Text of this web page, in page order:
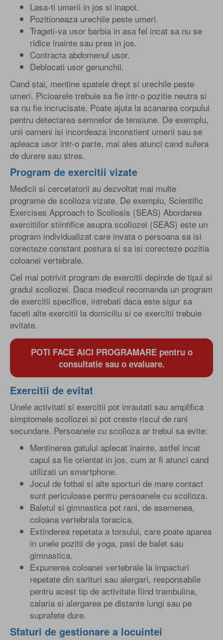
Lasa-ti umerii in jos si inapoi.
Pozitioneaza urechile peste umeri.
Trageti-va usor barbia in asa fel incat sa nu se
ridice inainte sau prea in jos.
Contracta abdomenul usor.
Deblocati usor genunchii.
Cand stai, mentine spatele drept si urechile peste
umeri. Picioarele trebuie sa fie intr-o pozitie neutra si
sa nu fie incrucisate. Poate ajuta la scanarea corpului
pentru detectarea semnelor de tensiune. De exemplu,
unii oameni isi incordeaza inconstient umerii sau se
apleaca usor intr-o parte, mai ales atunci cand sufera
de durere sau stres.
Program de exercitii vizate
Medicii si cercetatorii au dezvoltat mai multe
programe de scolioza vizate. De exemplu, Scientific
Exercises Approach to Scoliosis (SEAS) Abordarea
exercitiilor stiintifice asupra scoliozei (SEAS) este un
program individualizat care invata o persoana sa isi
corecteze constant postura si sa isi corecteze pozitia
coloanei vertebrale.
Cel mai potrivit program de exercitii depinde de tipul si
gradul scoliozei. Daca medicul recomanda un program
de exercitii specifice, intrebati daca este sigur sa
faceti alte exercitii la domiciliu si ce exercitii trebuie
evitate.
POTI FACE AICI PROGRAMARE pentru o
consultatie sau o evaluare.
Exercitii de evitat
Unele activitati si exercitii pot inrautati sau amplifica
simptomele scoliozei si pot creste riscul de rani
secundare. Persoanele cu scolioza ar trebui sa evite:
Mentinerea gatului aplecat inainte, astfel incat
capul sa fie orientat in jos, cum ar fi atunci cand
utilizati un smartphone.
Jocul de fotbal si alte sporturi de mare contact
sunt periculoase pentru persoanele cu scolioza.
Baletul si gimnastica pot rani, de asemenea,
coloana vertebrala toracica.
Extinderea repetata a torsului, care poate aparea
in unele pozitii de yoga, pasi de balet sau
gimnastica.
Expunerea coloanei vertebrale la impacturi
repetate din sarituri sau alergari, responsabile
pentru acest tip de activitate fiind trambulina,
calaria si alergarea pe distante lungi sau pe
suprafete dure.
Sfaturi de gestionare a locuintei